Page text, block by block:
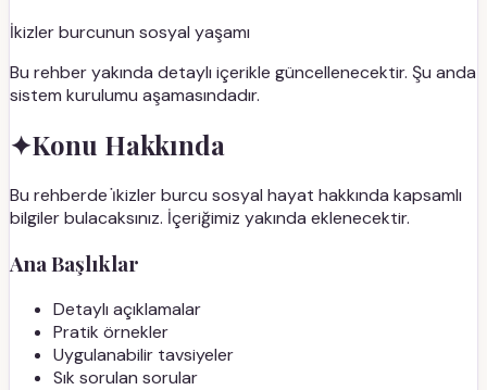
İkizler burcunun sosyal yaşamı
Bu rehber yakında detaylı içerikle güncellenecektir. Şu anda
sistem kurulumu aşamasındadır.
✦Konu Hakkında
Bu rehberde i̇kizler burcu sosyal hayat hakkında kapsamlı
bilgiler bulacaksınız. İçeriğimiz yakında eklenecektir.
Ana Başlıklar
Detaylı açıklamalar
Pratik örnekler
Uygulanabilir tavsiyeler
Sık sorulan sorular